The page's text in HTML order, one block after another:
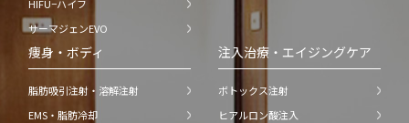
HIFU−ハイフ
サーマジェンEVO
痩身・ボディ
脂肪吸引注射・溶解注射
EMS・脂肪冷却
注入治療・エイジングケア
ボトックス注射
ヒアルロン酸注入